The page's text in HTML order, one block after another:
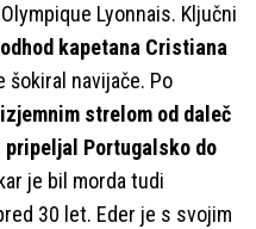
Lyonnais. Ključni
kapetana Cristiana
šokiral navijače. Po
strelom od daleč
Portugalsko do
kar je bil morda tudi
30 let. Eder je s svojim